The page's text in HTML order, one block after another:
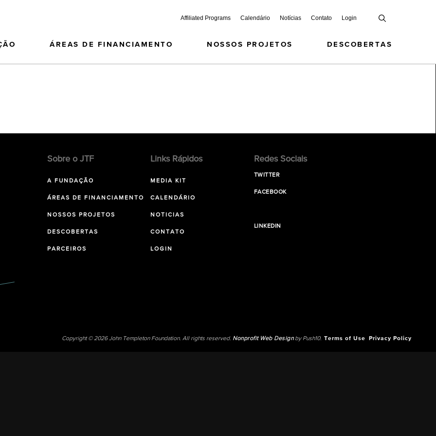
Affiliated Programs Calendário Notícias Contato Login
ÁREAS DE FINANCIAMENTO NOSSOS PROJETOS DESCOBERTAS
Sobre o JTF
A FUNDAÇÃO
ÁREAS DE FINANCIAMENTO
NOSSOS PROJETOS
DESCOBERTAS
PARCEIROS
Links Rápidos
MEDIA KIT
CALENDÁRIO
NOTICIAS
CONTATO
LOGIN
Redes Sociais
TWITTER
FACEBOOK
LINKEDIN
Copyright © 2026 John Templeton Foundation. All rights reserved. Nonprofit Web Designby Push10. Terms of Use Privacy Policy